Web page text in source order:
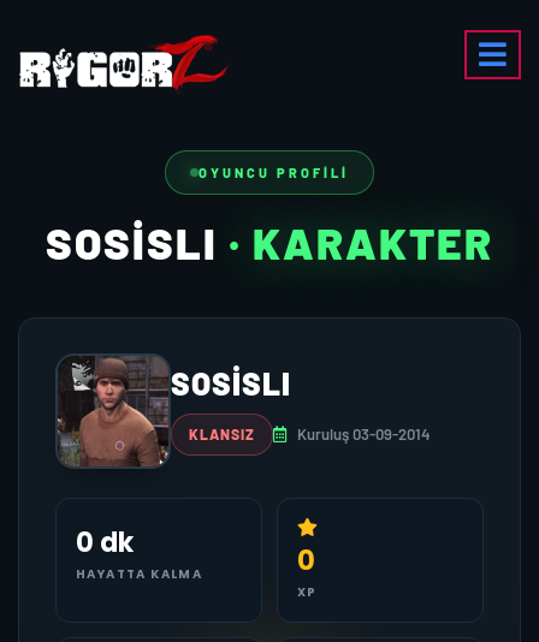
OYUNCU PROFILI
SOSİSLI · KARAKTER
SOSİSLI
KLANSIZ Kuruluş 03-09-2014
0 dk
HAYATTA KALMA 0
XP